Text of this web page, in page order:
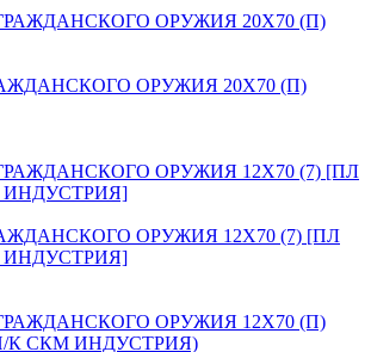
ОРУЖИЯ 20Х70 (П)
ОРУЖИЯ 12Х70 (7) [ПЛ
ИНДУСТРИЯ]